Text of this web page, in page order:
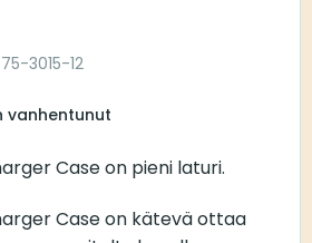
3015-12
vanhentunut
Case on pieni laturi.
Case on kätevä ottaa